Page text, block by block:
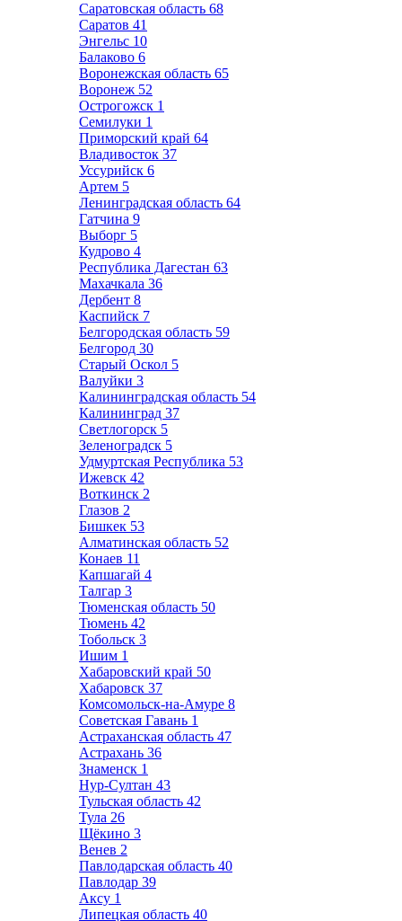
Саратовская область 68
Саратов 41
Энгельс 10
Балаково 6
Воронежская область 65
Воронеж 52
Острогожск 1
Семилуки 1
Приморский край 64
Владивосток 37
Уссурийск 6
Артем 5
Ленинградская область 64
Гатчина 9
Выборг 5
Кудрово 4
Республика Дагестан 63
Махачкала 36
Дербент 8
Каспийск 7
Белгородская область 59
Белгород 30
Старый Оскол 5
Валуйки 3
Калининградская область 54
Калининград 37
Светлогорск 5
Зеленоградск 5
Удмуртская Республика 53
Ижевск 42
Воткинск 2
Глазов 2
Бишкек 53
Алматинская область 52
Конаев 11
Капшагай 4
Талгар 3
Тюменская область 50
Тюмень 42
Тобольск 3
Ишим 1
Хабаровский край 50
Хабаровск 37
Комсомольск-на-Амуре 8
Советская Гавань 1
Астраханская область 47
Астрахань 36
Знаменск 1
Нур-Султан 43
Тульская область 42
Тула 26
Щёкино 3
Венев 2
Павлодарская область 40
Павлодар 39
Аксу 1
Липецкая область 40